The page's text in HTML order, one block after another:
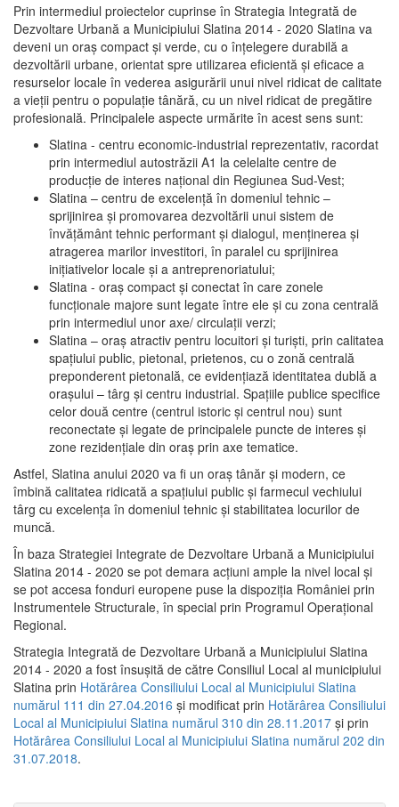
Prin intermediul proiectelor cuprinse în Strategia Integrată de
Dezvoltare Urbană a Municipiului Slatina 2014 - 2020 Slatina va
deveni un oraş compact şi verde, cu o înţelegere durabilă a
dezvoltării urbane, orientat spre utilizarea eficientă şi eficace a
resurselor locale în vederea asigurării unui nivel ridicat de calitate
a vieţii pentru o populaţie tânără, cu un nivel ridicat de pregătire
profesională. Principalele aspecte urmărite în acest sens sunt:
Slatina - centru economic-industrial reprezentativ, racordat
prin intermediul autostrăzii A1 la celelalte centre de
producţie de interes naţional din Regiunea Sud-Vest;
Slatina – centru de excelenţă în domeniul tehnic –
sprijinirea şi promovarea dezvoltării unui sistem de
învăţământ tehnic performant şi dialogul, menţinerea şi
atragerea marilor investitori, în paralel cu sprijinirea
iniţiativelor locale şi a antreprenoriatului;
Slatina - oraş compact şi conectat în care zonele
funcţionale majore sunt legate între ele şi cu zona centrală
prin intermediul unor axe/ circulații verzi;
Slatina – oraş atractiv pentru locuitori şi turişti, prin calitatea
spaţiului public, pietonal, prietenos, cu o zonă centrală
preponderent pietonală, ce evidenţiază identitatea dublă a
oraşului – târg şi centru industrial. Spaţiile publice specifice
celor două centre (centrul istoric şi centrul nou) sunt
reconectate şi legate de principalele puncte de interes şi
zone rezidenţiale din oraş prin axe tematice.
Astfel, Slatina anului 2020 va fi un oraş tânăr şi modern, ce
îmbină calitatea ridicată a spaţiului public şi farmecul vechiului
târg cu excelenţa în domeniul tehnic şi stabilitatea locurilor de
muncă.
În baza Strategiei Integrate de Dezvoltare Urbană a Municipiului
Slatina 2014 - 2020 se pot demara acţiuni ample la nivel local şi
se pot accesa fonduri europene puse la dispoziţia României prin
Instrumentele Structurale, în special prin Programul Operațional
Regional.
Strategia Integrată de Dezvoltare Urbană a Municipiului Slatina
2014 - 2020 a fost însuşită de către Consiliul Local al municipiului
Slatina prin Hotărârea Consiliului Local al Municipiului Slatina
numărul 111 din 27.04.2016 și modificat prin Hotărârea Consiliului
Local al Municipiului Slatina numărul 310 din 28.11.2017 și prin
Hotărârea Consiliului Local al Municipiului Slatina numărul 202 din
31.07.2018.